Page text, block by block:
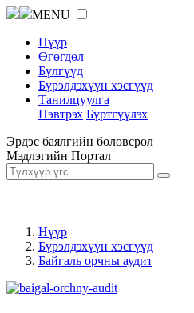
MENU
Нүүр
Өгөгдөл
Бүлгүүд
Бүрэлдэхүүн хэсгүүд
Танилцуулга
Нэвтрэх Бүртгүүлэх
Эрдэс баялгийн боловсрол
Мэдлэгийн Портал
Нүүр
Бүрэлдэхүүн хэсгүүд
Байгаль орчны аудит